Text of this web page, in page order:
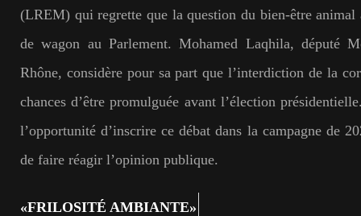
(LREM) qui regrette que la question du bien-être animal
de wagon au Parlement. Mohamed Laqhila, député
Rhône, considère pour sa part que l’interdiction de la
chances d’être promulguée avant l’élection
l’opportunité d’inscrire ce débat dans la campagne de
de faire réagir l’opinion publique.
«FRILOSITÉ AMBIANTE»